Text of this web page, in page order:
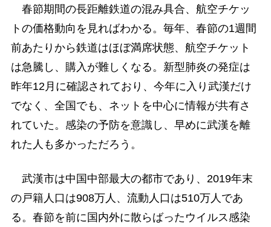
春節期間の長距離鉄道の混み具合、航空チケッ
トの価格動向を見ればわかる。毎年、春節の1週間
前あたりから鉄道はほぼ満席状態、航空チケット
は急騰し、購入が難しくなる。新型肺炎の発症は
昨年12月に確認されており、今年に入り武漢だけ
でなく、全国でも、ネットを中心に情報が共有さ
れていた。感染の予防を意識し、早めに武漢を離
れた人も多かっただろう。
武漢市は中国中部最大の都市であり、2019年末
の戸籍人口は908万人、流動人口は510万人であ
る。春節を前に国内外に散らばったウイルス感染